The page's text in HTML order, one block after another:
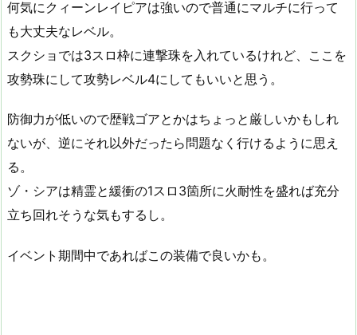
何気にクィーンレイピアは強いので普通にマルチに行って
も大丈夫なレベル。
スクショでは3スロ枠に連撃珠を入れているけれど、ここを
攻勢珠にして攻勢レベル4にしてもいいと思う。
防御力が低いので歴戦ゴアとかはちょっと厳しいかもしれ
ないが、逆にそれ以外だったら問題なく行けるように思え
る。
ゾ・シアは精霊と緩衝の1スロ3箇所に火耐性を盛れば充分
立ち回れそうな気もするし。
イベント期間中であればこの装備で良いかも。